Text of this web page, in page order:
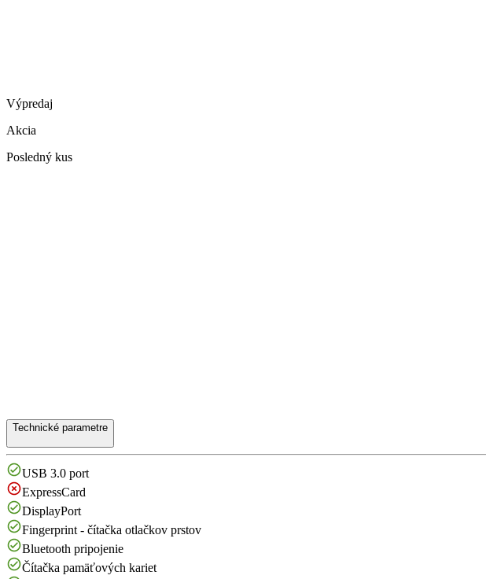
Výpredaj
Akcia
Posledný kus
Technické parametre
USB 3.0 port
ExpressCard
DisplayPort
Fingerprint - čítačka otlačkov prstov
Bluetooth pripojenie
Čítačka pamäťových kariet